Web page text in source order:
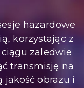
hazardowe
korzystając z
ciągu zaledwie
transmisję na
jakość obrazu i